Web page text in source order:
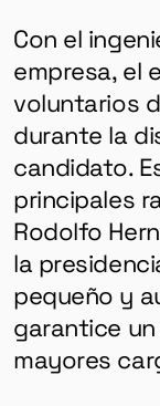
Con el
empresa, el
voluntarios
durante la
candidato.
principales
Rodolfo
la
pequeño y
garantice
mayores